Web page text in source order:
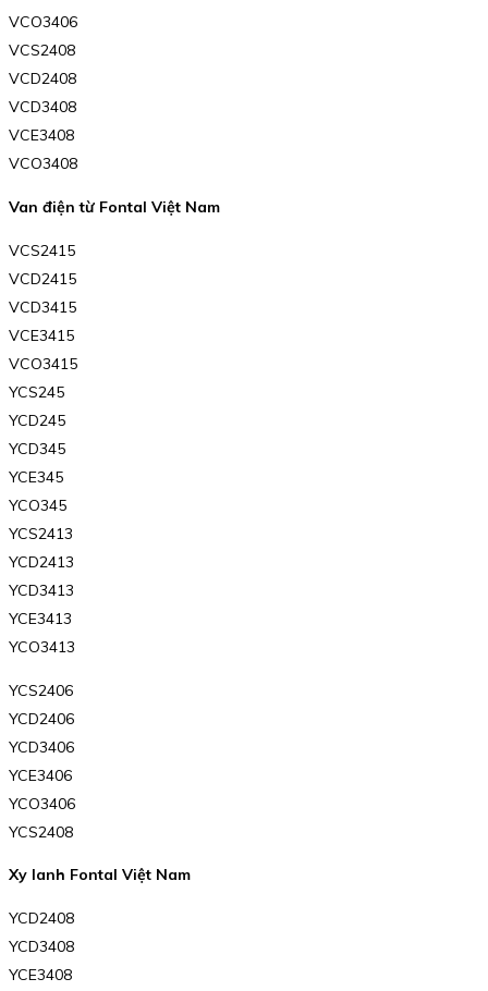
VCO3406
VCS2408
VCD2408
VCD3408
VCE3408
VCO3408
Van điện từ Fontal Việt Nam
VCS2415
VCD2415
VCD3415
VCE3415
VCO3415
YCS245
YCD245
YCD345
YCE345
YCO345
YCS2413
YCD2413
YCD3413
YCE3413
YCO3413
YCS2406
YCD2406
YCD3406
YCE3406
YCO3406
YCS2408
Xy lanh Fontal Việt Nam
YCD2408
YCD3408
YCE3408